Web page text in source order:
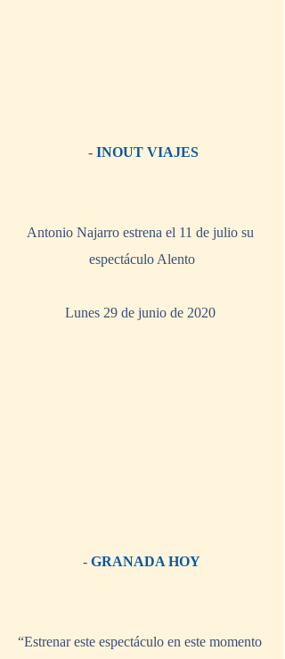
- INOUT VIAJES
Antonio Najarro estrena el 11 de julio su
espectáculo Alento
Lunes 29 de junio de 2020
- GRANADA HOY
“Estrenar este espectáculo en este momento